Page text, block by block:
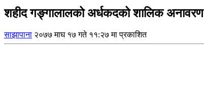
शहीद गङ्गालालको अर्धकदको शालिक अनावरण
साझापाना २०७७ माघ १७ गते ११:२७ मा प्रकाशित